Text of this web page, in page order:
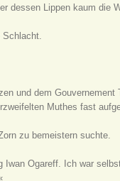
dessen Lippen kaum die
und dem
Muthes fast
zu bemeistern suchte.
Ogareff. Ich war